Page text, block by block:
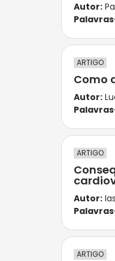
Autor:
ARTIGO
Como
Autor:
ARTIGO
Autor:
ARTIGO